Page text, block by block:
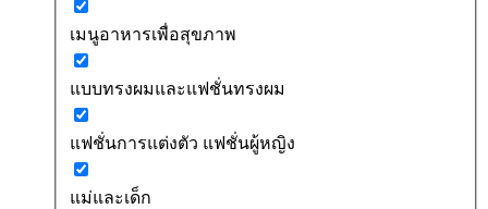
เมนูอาหารเพื่อสุขภาพ
แบบทรงผมและแฟชั่นทรงผม
แฟชั่นการแต่งตัว แฟชั่นผู้หญิง
แม่และเด็ก